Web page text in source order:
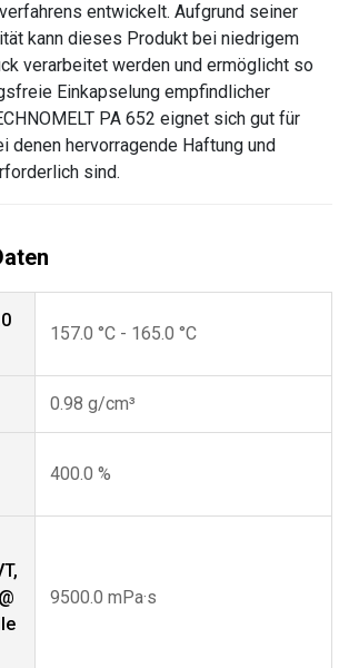
entwickelt. Aufgrund seiner
kann dieses Produkt bei niedrigem
verarbeitet werden und ermöglicht so
Einkapselung empfindlicher
PA 652 eignet sich gut für
denen hervorragende Haftung und
sind.
157.0 °C - 165.0 °C
0.98 g/cm³
400.0 %
9500.0 mPa·s